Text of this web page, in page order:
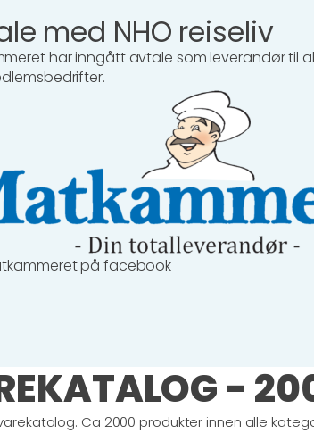
med NHO reiseliv
har inngått avtale som leverandør til
på facebook
-
Ca 2000 produkter innen alle